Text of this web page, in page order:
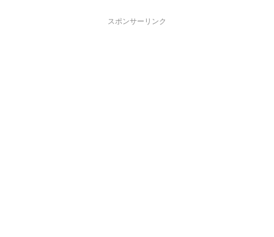
スポンサーリンク